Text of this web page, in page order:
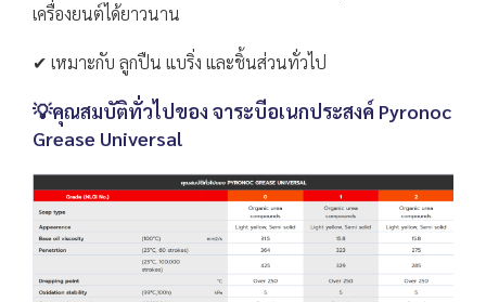
เครื่องยนต์ได้ยาวนาน
✔ เหมาะกับ ลูกปืน แบริ่ง และชิ้นส่วนทั่วไป
💡คุณสมบัติทั่วไปของ จาระบีอเนกประสงค์ Pyronoc
Grease Universal